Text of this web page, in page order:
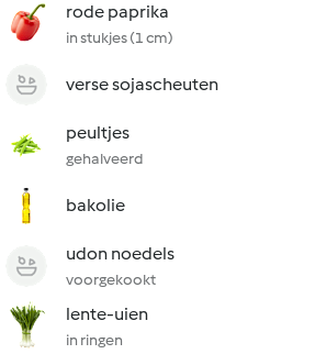
rode paprika
in stukjes (1 cm)
verse sojascheuten
peultjes
gehalveerd
bakolie
udon noedels
voorgekookt
lente-uien
in ringen